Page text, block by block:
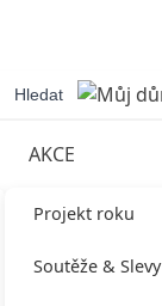
AKCE
Projekt roku
Soutěže & Slevy